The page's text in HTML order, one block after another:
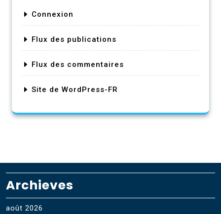
Connexion
Flux des publications
Flux des commentaires
Site de WordPress-FR
Archieves
août 2026